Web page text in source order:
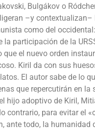
Bulgákov o
–y
como del
participación de la
el nuevo orden
Kiril da con sus
El autor sabe de lo
que repercutirán en
hijo adoptivo de Kiril,
contrario, para evitar el
ante todo, la